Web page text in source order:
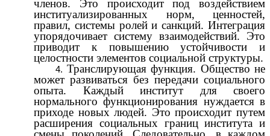
членов. Это происходит под воздействием
институализированных норм, ценностей,
правил, системы ролей и санкций. Интеграция
упорядочивает систему взаимодействий. Это
приводит к повышению устойчивости и
целостности элементов социальной структуры.
Транслирующая функция. Общество не
может развиваться без передачи социального
опыта. Каждый институт для своего
нормального функционирования нуждается в
приходе новых людей. Это происходит путем
расширения социальных границ института и